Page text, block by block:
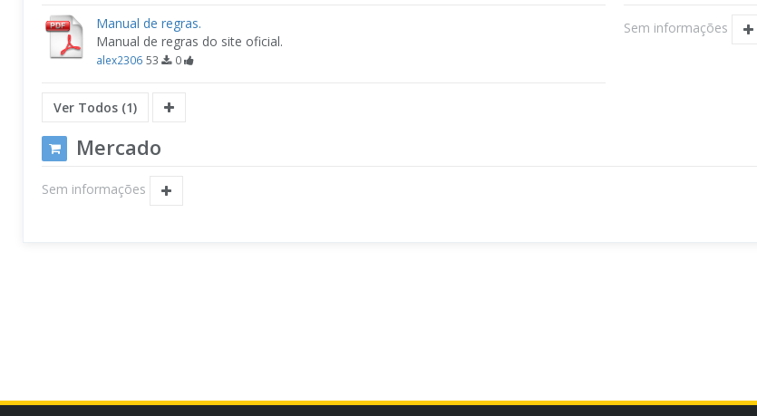
Manual de regras.
Manual de regras do site oficial.
alex2306 53 0
Ver Todos (1)
Sem informações
Mercado
Sem informações